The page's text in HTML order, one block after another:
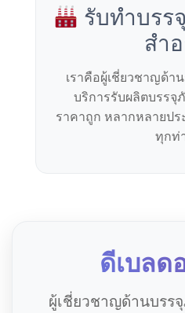
รับทำบรร
สำ
เราคือผู้เชี่ยวชาญด้า
บริการรับผลิตบรรจุ
ราคาถูก หลากหลายป
ทุกท่
ดีเบลด
ผู้เชี่ยวชาญด้านบรร